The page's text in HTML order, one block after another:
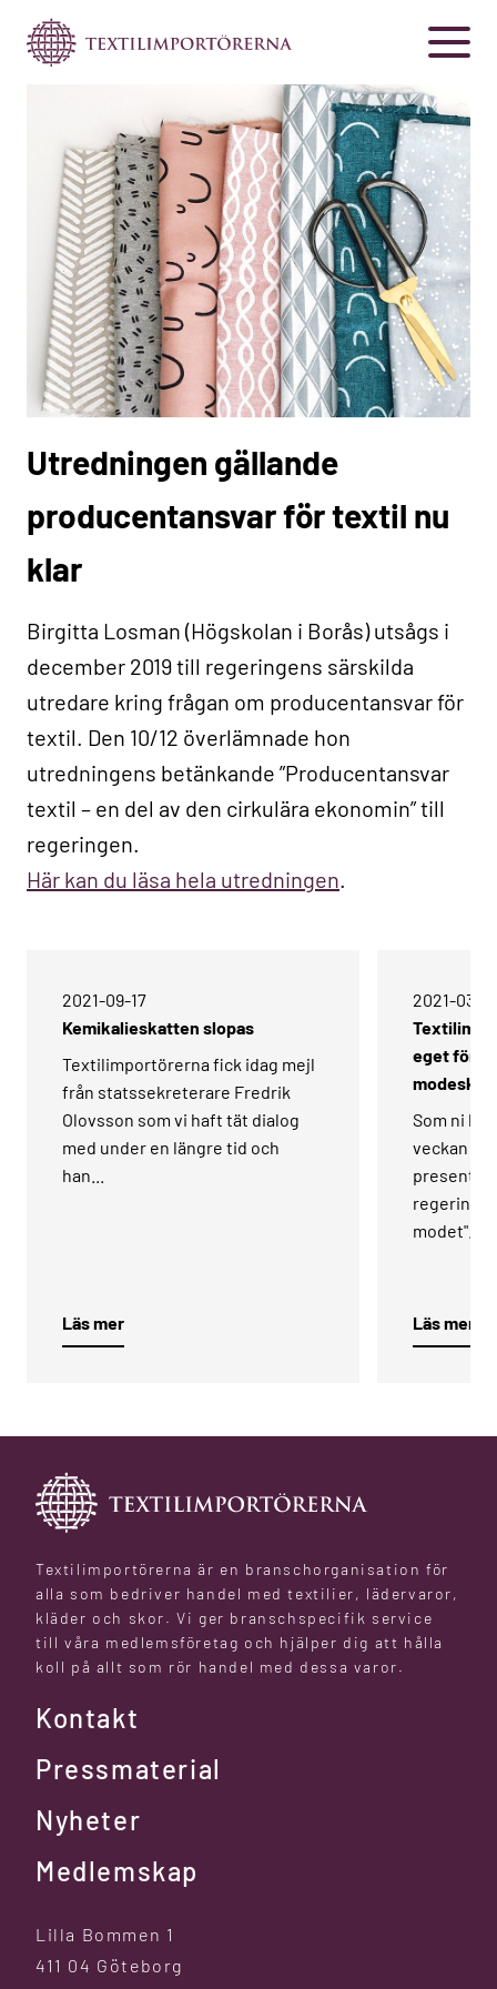
Utredningen gällande
producentansvar för textil nu
klar
Birgitta Losman (Högskolan i Borås) utsågs i
december 2019 till regeringens särskilda
utredare kring frågan om producentansvar för
textil. Den 10/12 överlämnade hon
utredningens betänkande ”Producentansvar
textil – en del av den cirkulära ekonomin” till
regeringen.
Här kan du läsa hela utredningen
2021-09-17­
Kemikalieskatten slopas
Textilimportörerna fick idag mejl
från statssekreterare Fredrik
Olovsson som vi haft tät dialog
med under en längre tid och
han...
Läs mer
2021-03-
eget
Som ni
veckan
modet".
Läs mer
Textilimportörerna är en branschorganisation för
alla som bedriver handel med textilier, lädervaror,
kläder och skor. Vi ger branschspecifik service
till våra medlemsföretag och hjälper dig att hålla
koll på allt som rör handel med dessa varor.
Kontakt
Pressmaterial
Nyheter
Medlemskap
Lilla Bommen 1
411 04 Göteborg